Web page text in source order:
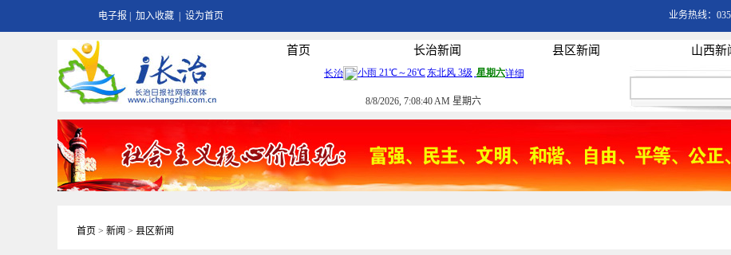
电子报 加入收藏 设为首页 业务热线：
首页 长治新闻 县区新闻 山西新
8/8/2026, 7:08:40 AM 星期六
首页 > 新闻 > 县区新闻